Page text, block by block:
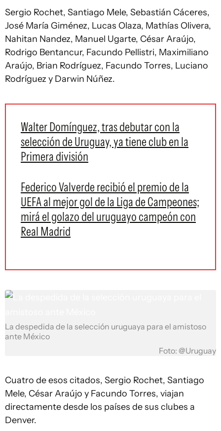
Sergio Rochet, Santiago Mele, Sebastián Cáceres,
José María Giménez, Lucas Olaza, Mathías Olivera,
Nahitan Nandez, Manuel Ugarte, César Araújo,
Rodrigo Bentancur, Facundo Pellistri, Maximiliano
Araújo, Brian Rodríguez, Facundo Torres, Luciano
Rodríguez y Darwin Núñez.
Walter Domínguez, tras debutar con la
selección de Uruguay, ya tiene club en la
Primera división
Federico Valverde recibió el premio de la
UEFA al mejor gol de la Liga de Campeones;
mirá el golazo del uruguayo campeón con
Real Madrid
La despedida de la selección uruguaya para el amistoso
ante México
Foto: @Uruguay
Cuatro de esos citados, Sergio Rochet, Santiago
Mele, César Araújo y Facundo Torres, viajan
directamente desde los países de sus clubes a
Denver.